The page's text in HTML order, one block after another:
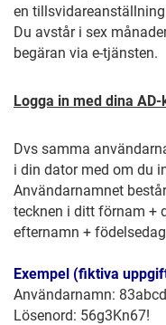
en
Du avstår i sex
begäran via e-tjänsten.
Logga in med dina
Dvs samma
i din dator med om du
Användarnamnet
tecknen i ditt förnam +
efternamn +
Exempel (fiktiva
Användarnamn:
Lösenord: 56g3Kn67!